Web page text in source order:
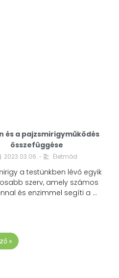
és a pajzsmirigyműködés
összefüggése
2023.03.06. • Életmód
a testünkben lévő egyik
szerv, amely számos
és enzimmel segíti a …
»